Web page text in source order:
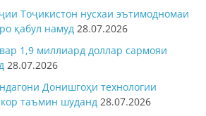
Тоҷикистон нусхаи эътимодномаи
қабул намуд 28.07.2026
1,9 миллиард доллар сармояи
28.07.2026
Донишгоҳи технологии
таъмин шуданд 28.07.2026